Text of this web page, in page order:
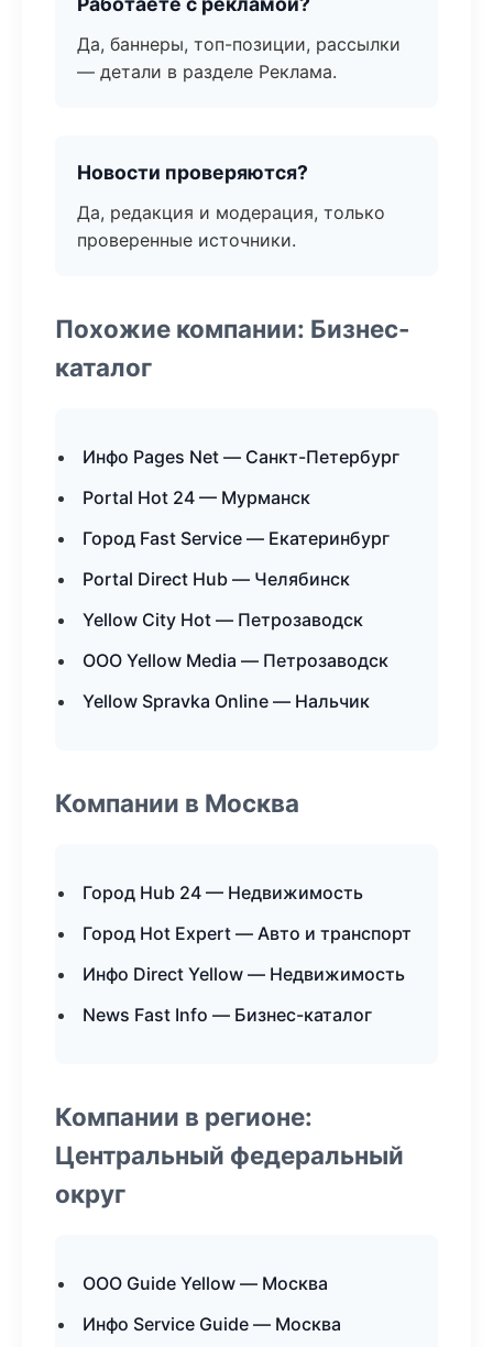
Да, баннеры, топ-позиции, рассылки
— детали в разделе Реклама.
Новости проверяются?
Да, редакция и модерация, только
проверенные источники.
Похожие компании: Бизнес-
каталог
Инфо Pages Net — Санкт-Петербург
Portal Hot 24 — Мурманск
Город Fast Service — Екатеринбург
Portal Direct Hub — Челябинск
Yellow City Hot — Петрозаводск
ООО Yellow Media — Петрозаводск
Yellow Spravka Online — Нальчик
Компании в Москва
Город Hub 24 — Недвижимость
Город Hot Expert — Авто и транспорт
Инфо Direct Yellow — Недвижимость
News Fast Info — Бизнес-каталог
Компании в регионе:
Центральный федеральный
округ
ООО Guide Yellow — Москва
Инфо Service Guide — Москва